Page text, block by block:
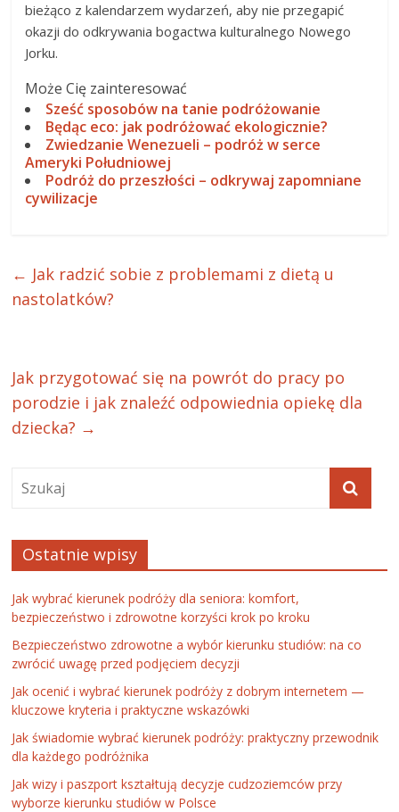
bieżąco z kalendarzem wydarzeń, aby nie przegapić
okazji do odkrywania bogactwa kulturalnego Nowego
Jorku.
Może Cię zainteresować
Sześć sposobów na tanie podróżowanie
Będąc eco: jak podróżować ekologicznie?
Zwiedzanie Wenezueli – podróż w serce
Ameryki Południowej
Podróż do przeszłości – odkrywaj zapomniane
cywilizacje
← Jak radzić sobie z problemami z dietą u
nastolatków?
Jak przygotować się na powrót do pracy po
porodzie i jak znaleźć odpowiednia opiekę dla
dziecka? →
Ostatnie wpisy
Jak wybrać kierunek podróży dla seniora: komfort,
bezpieczeństwo i zdrowotne korzyści krok po kroku
Bezpieczeństwo zdrowotne a wybór kierunku studiów: na co
zwrócić uwagę przed podjęciem decyzji
Jak ocenić i wybrać kierunek podróży z dobrym internetem —
kluczowe kryteria i praktyczne wskazówki
Jak świadomie wybrać kierunek podróży: praktyczny przewodnik
dla każdego podróżnika
Jak wizy i paszport kształtują decyzje cudzoziemców przy
wyborze kierunku studiów w Polsce